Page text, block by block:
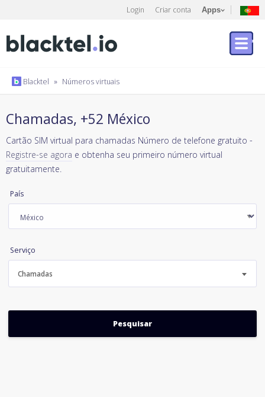
Login Criar conta Apps
Blacktel » Números virtuais
Chamadas, +52 México
Cartão SIM virtual para chamadas Número de telefone gratuito -
Registre-se agora e obtenha seu primeiro número virtual
gratuitamente.
País
Serviço
Chamadas